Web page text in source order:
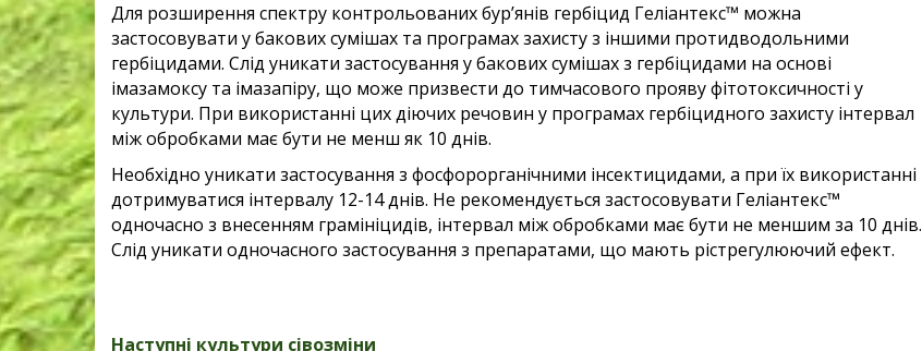
Для розширення спектру контрольованих бур’янів гербіцид Геліантекс™ можна
застосовувати у бакових сумішах та програмах захисту з іншими протидводольними
гербіцидами. Слід уникати застосування у бакових сумішах з гербіцидами на основі
імазамоксу та імазапіру, що може призвести до тимчасового прояву фітотоксичності у
культури. При використанні цих діючих речовин у програмах гербіцидного захисту інтервал
між обробками має бути не менш як 10 днів.
Необхідно уникати застосування з фосфорорганічними інсектицидами, а при їх використанні
дотримуватися інтервалу 12-14 днів. Не рекомендується застосовувати Геліантекс™
одночасно з внесенням грамініцидів, інтервал між обробками має бути не меншим за 10 днів.
Слід уникати одночасного застосування з препаратами, що мають рістрегулюючий ефект.
Наступні культури сівозміни